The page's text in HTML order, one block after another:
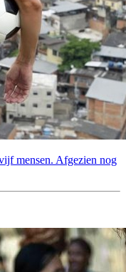
mensen. Afgezien nog